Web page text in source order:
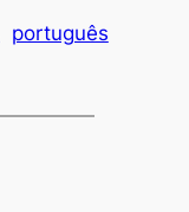
português